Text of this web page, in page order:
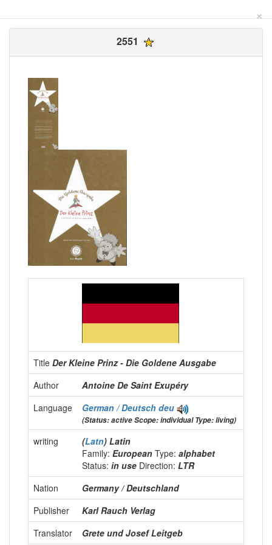
×
2551
Title Der Kleine Prinz - Die Goldene Ausgabe
Author
Antoine De Saint Exupéry
Language
German / Deutsch deu
(Status: active Scope: individual Type: living)
writing (Latn) Latin
Family: European Type: alphabet
Status: in use Direction: LTR
Nation
Germany / Deutschland
Publisher
Karl Rauch Verlag
Translator
Grete und Josef Leitgeb